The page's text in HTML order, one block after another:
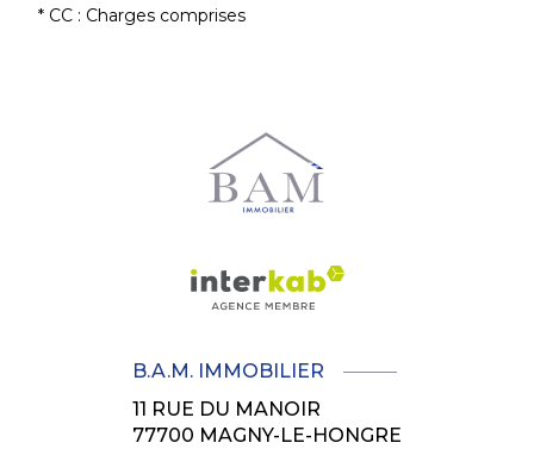
* CC : Charges comprises
B.A.M. IMMOBILIER
11 RUE DU MANOIR
77700 MAGNY-LE-HONGRE